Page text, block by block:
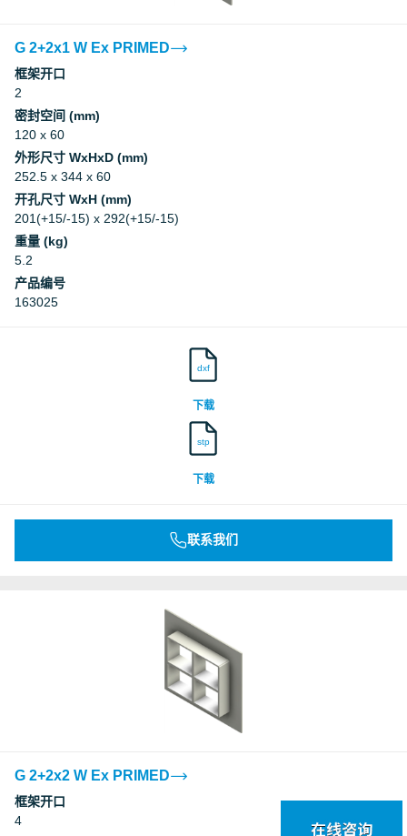
G 2+2x1 W Ex PRIMED
框架开口
2
密封空间 (mm)
120 x 60
外形尺寸 WxHxD (mm)
252.5 x 344 x 60
开孔尺寸 WxH (mm)
201(+15/-15) x 292(+15/-15)
重量 (kg)
5.2
产品编号
163025
dxf
下载
stp
下载
联系我们
G 2+2x2 W Ex PRIMED
框架开口
4